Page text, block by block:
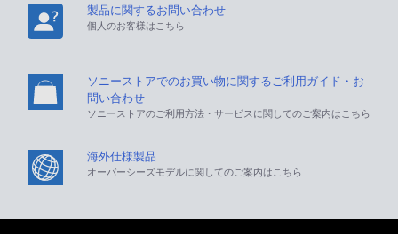
製品に関するお問い合わせ
個人のお客様はこちら
ソニーストアでのお買い物に関するご利用ガイド・お
問い合わせ
ソニーストアのご利用方法・サービスに関してのご案内はこちら
海外仕様製品
オーバーシーズモデルに関してのご案内はこちら